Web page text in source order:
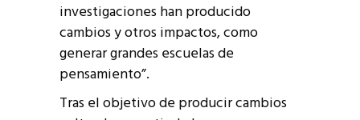
investigaciones han producido
cambios y otros impactos, como
generar grandes escuelas de
pensamiento”.
Tras el objetivo de producir cambios